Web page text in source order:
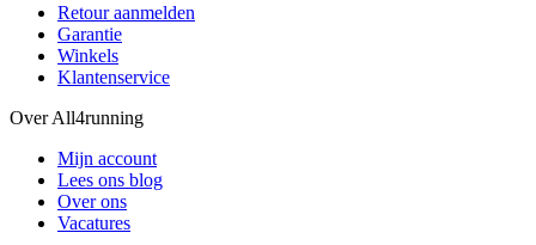
Retour aanmelden
Garantie
Winkels
Klantenservice
Over All4running
Mijn account
Lees ons blog
Over ons
Vacatures